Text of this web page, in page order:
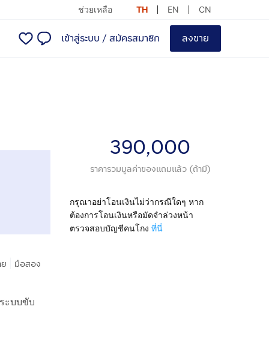
ช่วยเหลือ TH EN CN
เข้าสู่ระบบ / สมัครสมาชิก ลงขาย
มือสอง
ะบบขับ
390,000
ราคารวมมูลค่าของแถมแล้ว (ถ้ามี)
กรุณาอย่าโอนเงินไม่ว่ากรณีใดๆ หาก
ต้องการโอนเงินหรือมัดจำล่วงหน้า
ตรวจสอบบัญชีคนโกง ที่นี่